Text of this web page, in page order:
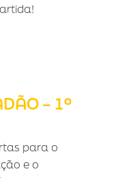
– 1º
para o
e o